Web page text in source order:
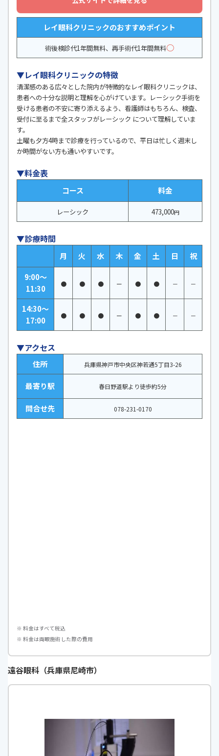
レイ眼科クリニックのおすすめポイント
術後検診代1年間無料、再手術代1年間無料○
▼レイ眼科クリニックの特徴
清潔感のある広々とした院内が特徴的なレイ眼科クリニックは、
患者への十分な説明と理解を心がけています。レーシック手術を
受ける患者の不安に寄り添えるよう、看護師はもちろん、検査、
受付に至るまで全スタッフがレーシック について理解していま
す。
土曜も夕方4時まで診療を行っているので、平日は忙しく週末し
か時間がない方も通いやすいです。
▼料金表
コース 料金
レーシック 473,000円
▼診療時間
月 火 水 木 金 土 日 祝
9:00～
11:30
● ● ● ー ● ● － －
14:30～
17:00
● ● ● ー ● ● － －
▼アクセス
住所 兵庫県神戸市中央区神若通5丁目3-26
最寄り駅 春日野道駅より徒歩約5分
問合せ先 078-231-0170
※ 料金はすべて税込
※ 料金は両眼施術した際の費用
遠谷眼科（兵庫県尼崎市）